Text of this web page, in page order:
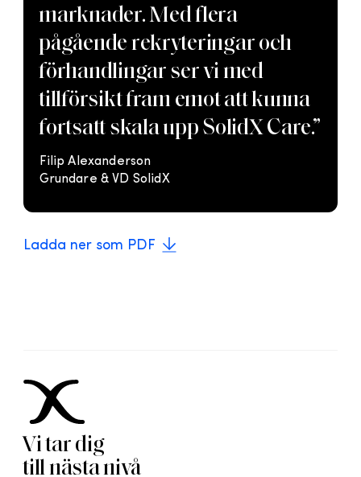
marknader. Med flera
pågående rekryteringar och
förhandlingar ser vi med
tillförsikt fram emot att kunna
fortsatt skala upp SolidX Care.”
Filip Alexanderson
Grundare & VD SolidX
Ladda ner som PDF
Vi tar dig
till nästa nivå